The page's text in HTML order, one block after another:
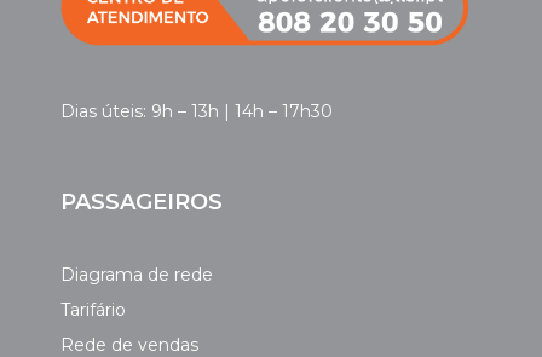
Dias úteis: 9h – 13h | 14h – 17h30
PASSAGEIROS
Diagrama de rede
Tarifário
Rede de vendas